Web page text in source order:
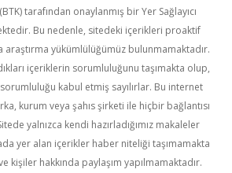
tarafından onaylanmış bir Yer Sağlayıcı
Bu nedenle, sitedeki içerikleri proaktif
yükümlülüğümüz bulunmamaktadır.
içeriklerin sorumluluğunu taşımakta olup,
kabul etmiş sayılırlar. Bu internet
kurum veya şahıs şirketi ile hiçbir bağlantısı
yalnızca kendi hazırladığımız makaleler
yer alan içerikler haber niteliği taşımamakta
kişiler hakkında paylaşım yapılmamaktadır.